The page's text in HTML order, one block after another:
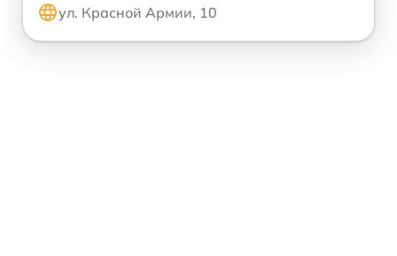
ул. Красной Армии, 10